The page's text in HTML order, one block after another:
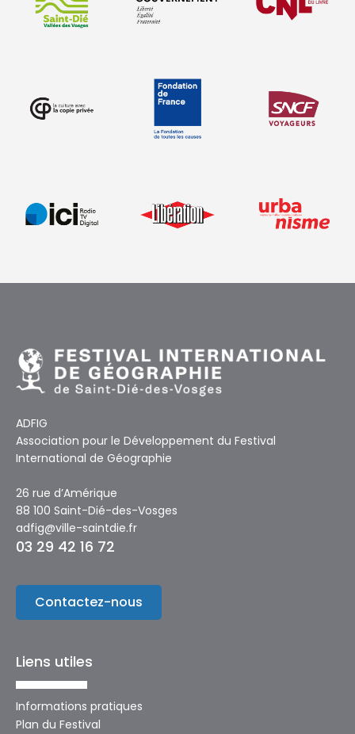
ADFIG
Association pour le Développement du Festival
International de Géographie
26 rue d’Amérique
88 100 Saint-Dié-des-Vosges
adfig@ville-saintdie.fr
03 29 42 16 72
Contactez-nous
Liens utiles
Informations pratiques
Plan du Festival